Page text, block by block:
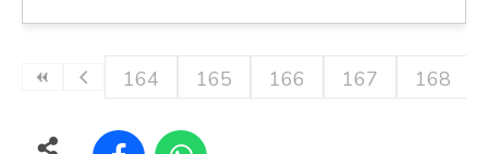
164 165 166 167 168